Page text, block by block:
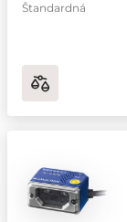
Štandardná